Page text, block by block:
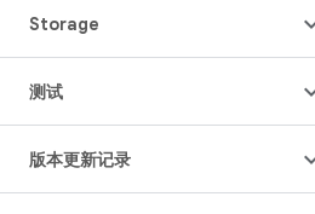
Storage
测试
版本更新记录